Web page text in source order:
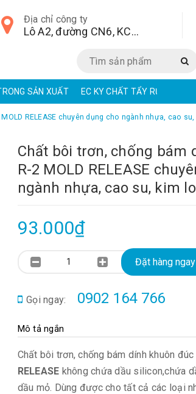
Địa chỉ công ty
Lô A2, đường CN6, KCN Từ Liêm, quận Bắc Từ Liêm, Hà Nội, Hà Nội,
SẢN XUẤT EC KY CHẤT TẨY RỬA CÔNG
RELEASE chuyên dụng cho ngành nhựa, cao
Chất bôi trơn, chống bám
R-2 MOLD RELEASE
ngành nhựa, cao su, kim
93.000₫
Đặt hàng ngay
Gọi ngay: 0902 164 766
Mô tả ngắn
Chất bôi trơn, chống bám dính khuôn đúc
RELEASE không chứa dầu silicon,chứa
dầu mỏ. Dùng được cho tất cả các loại